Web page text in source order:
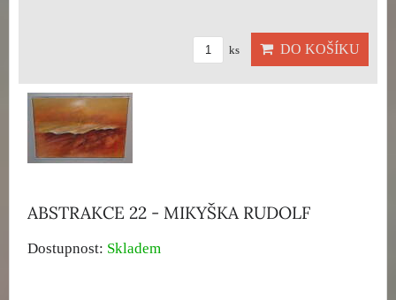
ks DO KOŠÍKU
ABSTRAKCE 22 - MIKYŠKA RUDOLF
Dostupnost: Skladem